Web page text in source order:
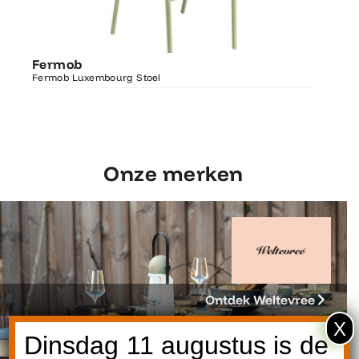
Fermob
Fermob Luxembourg Stoel
Ontdek Fermob
Luxembourg Stoel
Onze merken
Ontdek Weltevree
Dinsdag 11 augustus is de
X